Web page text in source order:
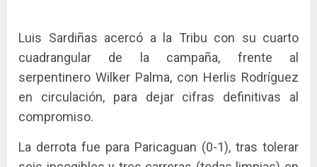
Luis Sardiñas acercó a la Tribu con su cuarto
cuadrangular de la campaña, frente al
serpentinero Wilker Palma, con Herlis Rodríguez
en circulación, para dejar cifras definitivas al
compromiso.
La derrota fue para Paricaguan (0-1), tras tolerar